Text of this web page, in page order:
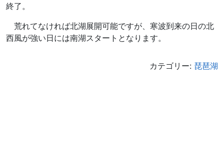
終了。
荒れてなければ北湖展開可能ですが、寒波到来の日の北
西風が強い日には南湖スタートとなります。
カテゴリー: 琵琶湖